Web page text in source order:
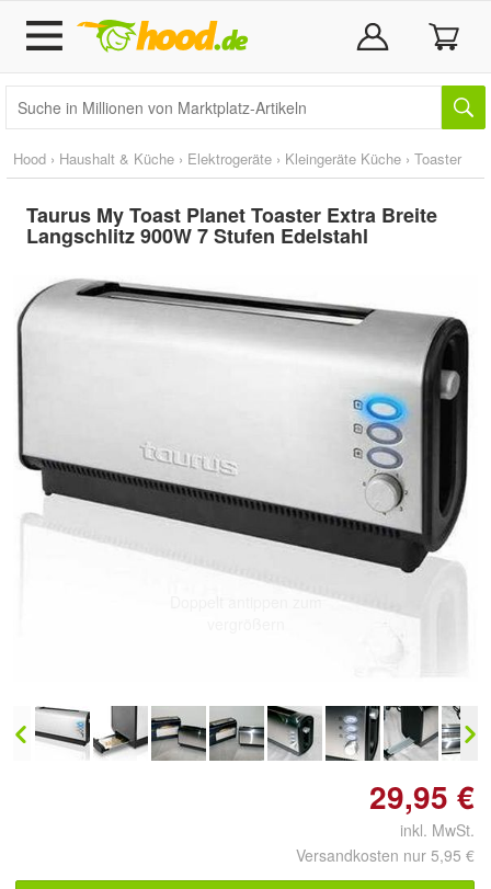
Hood › Haushalt & Küche › Elektrogeräte › Kleingeräte Küche › Toaster
Taurus My Toast Planet Toaster Extra Breite
Langschlitz 900W 7 Stufen Edelstahl
Doppelt antippen zum
29,95 €
inkl. MwSt.
Versandkosten nur 5,95 €